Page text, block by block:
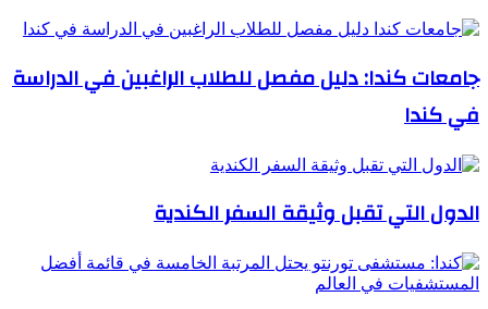
جامعات كندا: دليل مفصل للطلاب الراغبين في الدراسة
في كندا
الدول التي تقبل وثيقة السفر الكندية